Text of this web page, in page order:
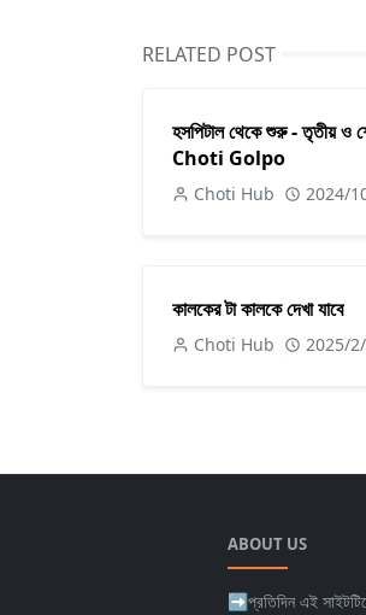
RELATED POST
হসপিটাল থেকে শুরু - তৃতীয়
Choti Golpo
Choti Hub 2024/
কালকের টা কালকে দেখা যাবে
Choti Hub 2025/
ABOUT US
➡প্রতিদিন এই